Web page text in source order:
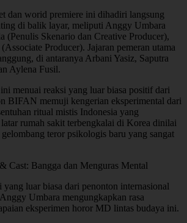
dan worid premiere ini dihadiri langsung
di balik layar, meliputi Anggy Umbara
(Penulis Skenario dan Creative Producer),
Producer). Jajaran pemeran utama
di antaranya Arbani Yasiz, Saputra
Aylena Fusil.
menuai reaksi yang luar biasa positif dari
BIFAN memuji kengerian eksperimental dari
ritual mistis Indonesia yang
rumah sakit terbengkalai di Korea dinilai
teror psikologis baru yang sangat
Cast: Bangga dan Menguras Mental
yang luar biasa dari penonton internasional
Umbara mengungkapkan rasa
eksperimen horor MD lintas budaya ini.